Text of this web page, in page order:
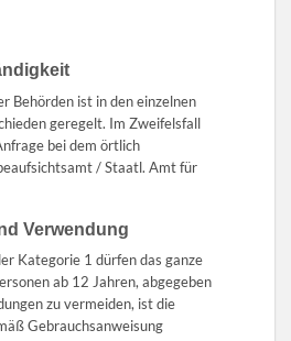
Behörden ist in den einzelnen
geregelt. Im Zweifelsfall
bei dem örtlich
/ Staatl. Amt für
Verwendung
Kategorie 1 dürfen das ganze
ab 12 Jahren, abgegeben
zu vermeiden, ist die
Gebrauchsanweisung